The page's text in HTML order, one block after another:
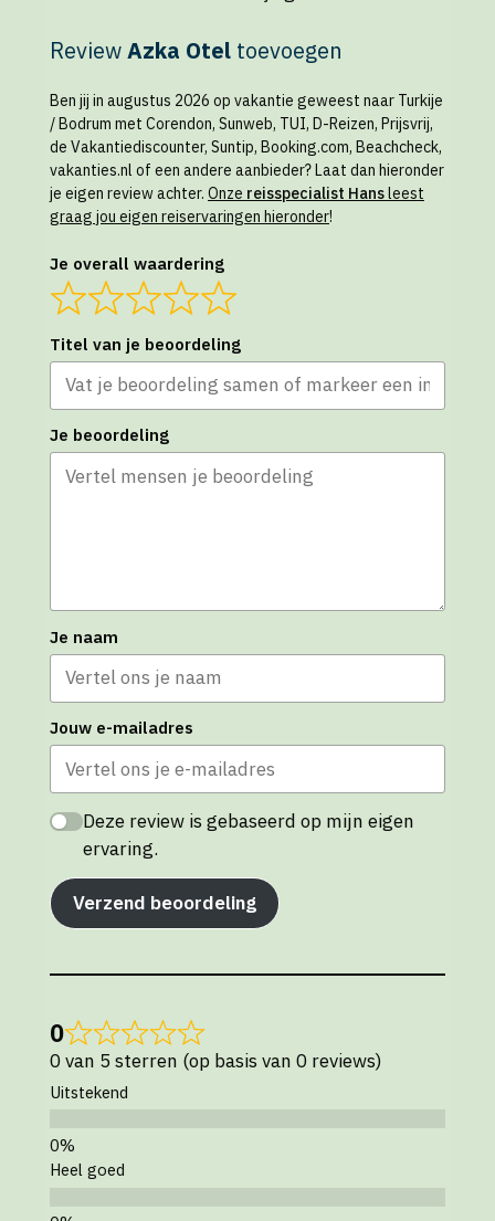
ReviewAzka Otel toevoegen
Ben jij in augustus 2026 op vakantie geweest naar Turkije
/ Bodrum met Corendon, Sunweb, TUI, D-Reizen, Prijsvrij,
de Vakantiediscounter, Suntip, Booking.com, Beachcheck,
vakanties.nl of een andere aanbieder? Laat dan hieronder
je eigen review achter. Onze reisspecialist Hansleest
graag jou eigen reiservaringen hieronder!
Je overall waardering
Titel van je beoordeling
Je beoordeling
Je naam
Jouw e-mailadres
Deze review is gebaseerd op mijn eigen
ervaring.
Verzend beoordeling
0
0 van 5 sterren (op basis van 0 reviews)
Uitstekend
Heel goed